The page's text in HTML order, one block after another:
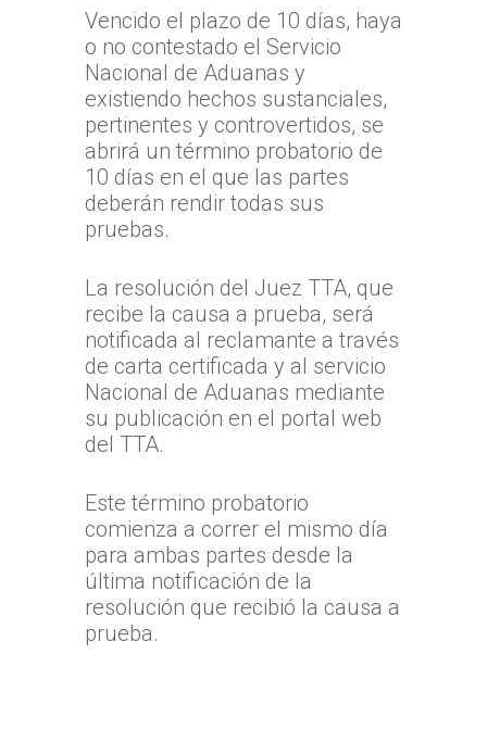
Vencido el plazo de 10 días, haya
o no contestado el Servicio
Nacional de Aduanas y
existiendo hechos sustanciales,
pertinentes y controvertidos, se
abrirá un término probatorio de
10 días en el que las partes
deberán rendir todas sus
pruebas.
La resolución del Juez TTA, que
recibe la causa a prueba, será
notificada al reclamante a través
de carta certificada y al servicio
Nacional de Aduanas mediante
su publicación en el portal web
del TTA.
Este término probatorio
comienza a correr el mismo día
para ambas partes desde la
última notificación de la
resolución que recibió la causa a
prueba.
TTA de la Región de
Coquimbo
Libertador General
O`Higgins
TTA de la Región de
Lagos
TTA de la Región de
del General Carlos
Campo
Chilena